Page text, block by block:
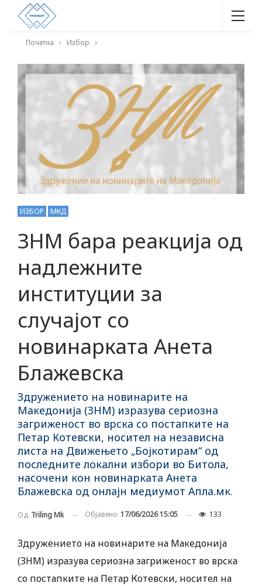
Почетна Избор
ИЗБОР МКД
ЗНМ бара реакција од
надлежните
институции за
случајот со
новинарката Анета
Блажевска
Здружението на новинарите на
Македонија (ЗНМ) изразува сериозна
загриженост во врска со постапките на
Петар Котевски, носител на независна
листа на Движењето „Бојкотирам“ од
последните локални избори во Битола,
насочени кон новинарката Анета
Блажевска од онлајн медиумот Апла.мк.
Од Triling Mk Објавено 17/06/2026 15:05 133
Здружението на новинарите на Македонија
(ЗНМ) изразува сериозна загриженост во врска
со постапките на Петар Котевски, носител на